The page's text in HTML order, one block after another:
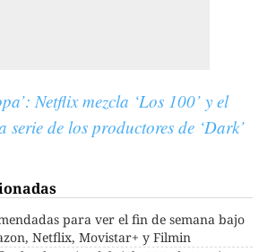
Netflix mezcla ‘Los 100’ y el
serie de los productores de ‘Dark’
para ver el fin de semana bajo
Netflix, Movistar+ y Filmin